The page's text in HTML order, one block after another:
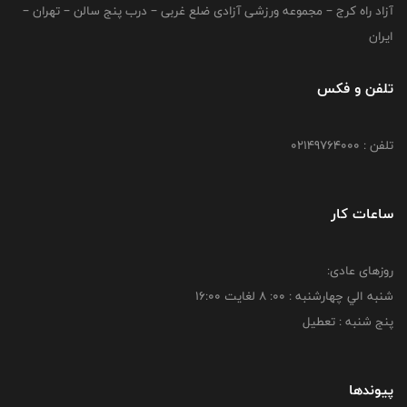
آزاد راه کرج – مجموعه ورزشی آزادی ضلع غربی – درب پنج سالن – تهران –
ایران
تلفن و فکس
تلفن : 02149764000
ساعات کار
روزهای عادی:
شنبه الي چهارشنبه : 00: 8 لغايت 16:00
پنج شنبه : تعطیل
پیوندها